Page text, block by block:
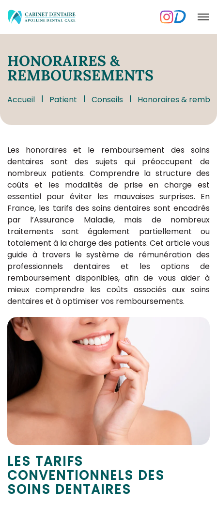
HONORAIRES &
REMBOURSEMENTS
Accueil Patient Conseils Honoraires &
Les honoraires et le remboursement des soins
dentaires sont des sujets qui préoccupent de
nombreux patients. Comprendre la structure des
coûts et les modalités de prise en charge est
essentiel pour éviter les mauvaises surprises. En
France, les tarifs des soins dentaires sont encadrés
par l’Assurance Maladie, mais de nombreux
traitements sont également partiellement ou
totalement à la charge des patients. Cet article vous
guide à travers le système de rémunération des
professionnels dentaires et les options de
remboursement disponibles, afin de vous aider à
mieux comprendre les coûts associés aux soins
dentaires et à optimiser vos remboursements.
LES TARIFS
CONVENTIONNELS DES
SOINS DENTAIRES